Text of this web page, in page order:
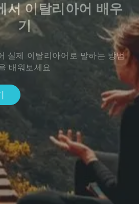
서 이탈리아어 배우
기
실제 이탈리아어로 말하는 방법
배워보세요